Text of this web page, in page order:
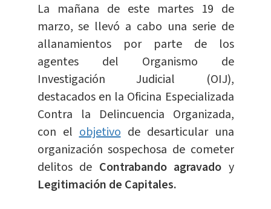
La mañana de este martes 19 de
marzo, se llevó a cabo una serie de
allanamientos por parte de los
agentes del Organismo de
Investigación Judicial (OIJ),
destacados en la Oficina Especializada
Contra la Delincuencia Organizada,
con elobjetivode desarticular una
organización sospechosa de cometer
delitos de Contrabando agravado y
Legitimación de Capitales.